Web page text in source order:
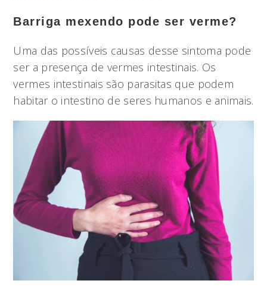
Barriga mexendo pode ser verme?
Uma das possíveis causas desse sintoma pode
ser a presença de vermes intestinais. Os
vermes intestinais são parasitas que podem
habitar o intestino de seres humanos e animais.